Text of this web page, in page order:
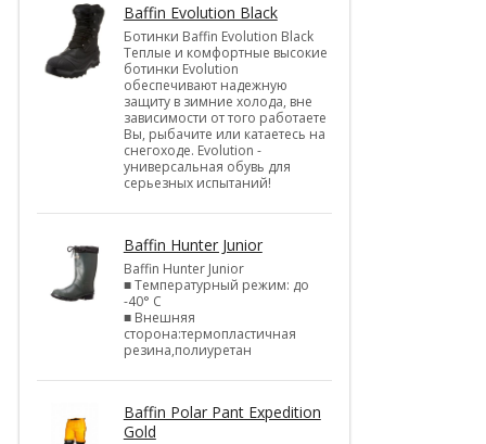
Baffin Evolution Black
Ботинки Baffin Evolution Black
Теплые и комфортные высокие
ботинки Evolution
обеспечивают надежную
защиту в зимние холода, вне
зависимости от того работаете
Вы, рыбачите или катаетесь на
снегоходе. Evolution -
универсальная обувь для
серьезных испытаний!
Baffin Hunter Junior
Baffin Hunter Junior
■ Температурный режим: до
-40° С
■ Внешняя
сторона:термопластичная
резина,полиуретан
Baffin Polar Pant Expedition
Gold